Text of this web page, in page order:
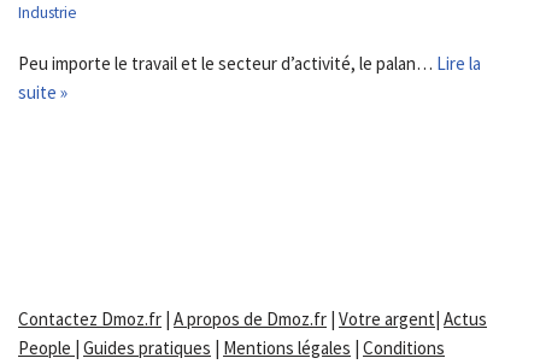
Industrie
Peu importe le travail et le secteur d’activité, le palan… Lire la
suite »
Contactez Dmoz.fr | A propos de Dmoz.fr | Votre argent| Actus
People | Guides pratiques | Mentions légales | Conditions